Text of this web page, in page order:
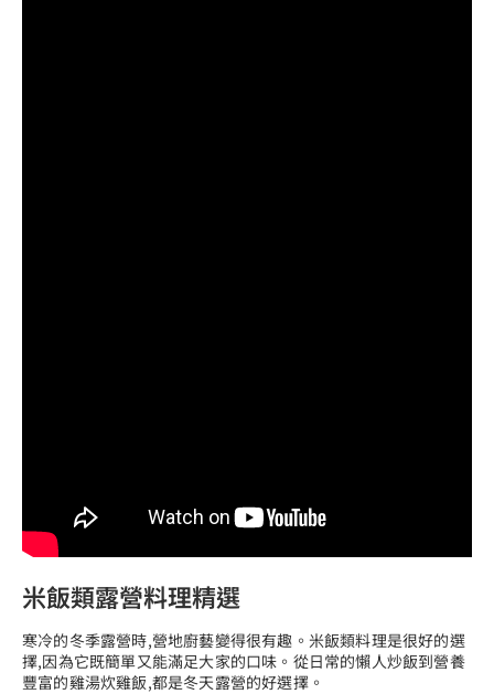
米飯類露營料理精選
寒冷的冬季露營時,營地廚藝變得很有趣。米飯類料理是很好的選
擇,因為它既簡單又能滿足大家的口味。從日常的懶人炒飯到營養
豐富的雞湯炊雞飯,都是冬天露營的好選擇。